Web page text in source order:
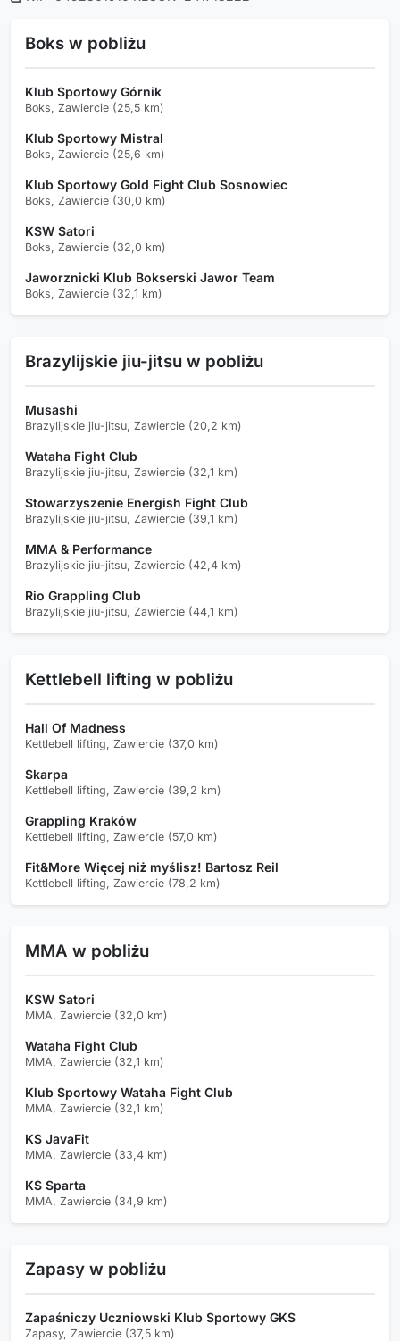
Boks w pobliżu
Klub Sportowy Górnik
Boks, Zawiercie (25,5 km)
Klub Sportowy Mistral
Boks, Zawiercie (25,6 km)
Klub Sportowy Gold Fight Club Sosnowiec
Boks, Zawiercie (30,0 km)
KSW Satori
Boks, Zawiercie (32,0 km)
Jaworznicki Klub Bokserski Jawor Team
Boks, Zawiercie (32,1 km)
Brazylijskie jiu-jitsu w pobliżu
Musashi
Brazylijskie jiu-jitsu, Zawiercie (20,2 km)
Wataha Fight Club
Brazylijskie jiu-jitsu, Zawiercie (32,1 km)
Stowarzyszenie Energish Fight Club
Brazylijskie jiu-jitsu, Zawiercie (39,1 km)
MMA & Performance
Brazylijskie jiu-jitsu, Zawiercie (42,4 km)
Rio Grappling Club
Brazylijskie jiu-jitsu, Zawiercie (44,1 km)
Kettlebell lifting w pobliżu
Hall Of Madness
Kettlebell lifting, Zawiercie (37,0 km)
Skarpa
Kettlebell lifting, Zawiercie (39,2 km)
Grappling Kraków
Kettlebell lifting, Zawiercie (57,0 km)
Fit&More Więcej niż myślisz! Bartosz Reil
Kettlebell lifting, Zawiercie (78,2 km)
MMA w pobliżu
KSW Satori
MMA, Zawiercie (32,0 km)
Wataha Fight Club
MMA, Zawiercie (32,1 km)
Klub Sportowy Wataha Fight Club
MMA, Zawiercie (32,1 km)
KS JavaFit
MMA, Zawiercie (33,4 km)
KS Sparta
MMA, Zawiercie (34,9 km)
Zapasy w pobliżu
Zapaśniczy Uczniowski Klub Sportowy GKS
Zapasy, Zawiercie (37,5 km)